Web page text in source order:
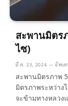
สะพานมิตร
ไซ)
มี.ค. 23, 2024 อัพเ
สะพานมิตรภาพ
มิตรภาพระหว่าง
จะข้ามทางหลวง